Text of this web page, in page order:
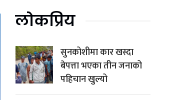
लोकप्रिय
सुनकोशीमा कार खस्दा
बेपत्ता भएका तीन जनाको
पहिचान खुल्यो